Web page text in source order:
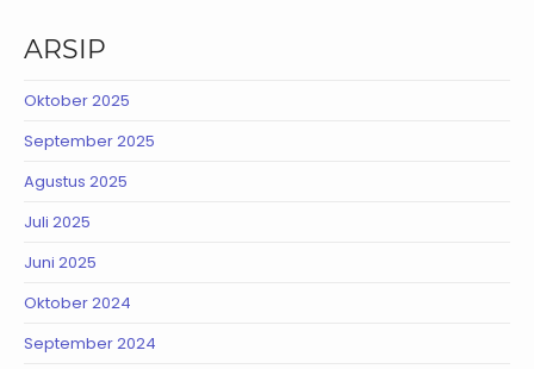
ARSIP
Oktober 2025
September 2025
Agustus 2025
Juli 2025
Juni 2025
Oktober 2024
September 2024